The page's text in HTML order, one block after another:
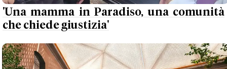
'Una mamma in Paradiso, una comunità
che chiede giustizia'